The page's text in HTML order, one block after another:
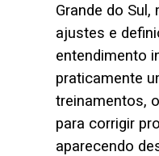
Grande do
ajustes e
entendimento
praticamente
treinamentos,
para corrigir
aparecendo